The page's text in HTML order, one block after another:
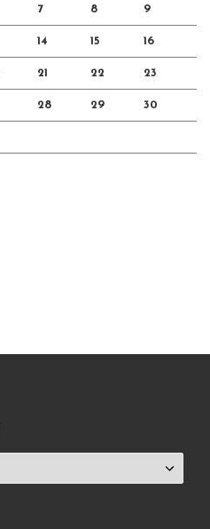
7 8 9
14 15 16
21 22 23
28 29 30